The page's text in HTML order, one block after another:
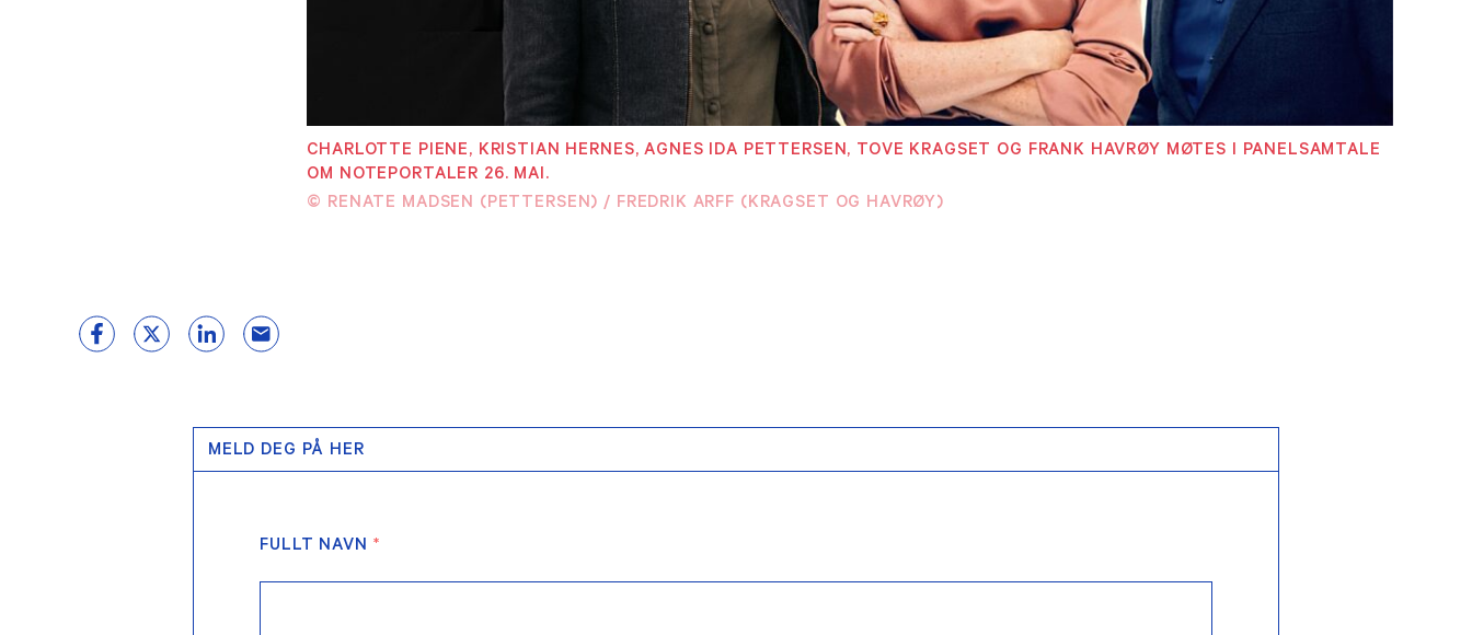
Våre medlemmer
Æresmedlemmer
PRAKTISK INFORMASJON
Kontakt oss
Vilkår for påmelding
Etiske retningslinjer
CHARLOTTE PIENE, KRISTIAN HERNES, AGNES IDA PETTERSEN, TOVE KRAGSET OG FRANK HAVRØY MØTES I PANELSAMTALE
OM NOTEPORTALER 26. MAI.
© RENATE MADSEN (PETTERSEN) / FREDRIK ARFF (KRAGSET OG HAVRØY)
MELD DEG PÅ HER
FULLT NAVN *